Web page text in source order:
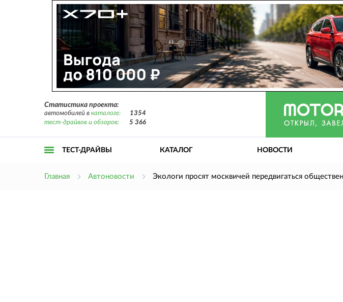
Статистика проекта:
автомобилей в каталоге:
1354
тест-драйвов и обзоров:
5 366
ТЕСТ-ДРАЙВЫ КАТАЛОГ НОВОСТИ
Главная Автоновости Экологи просят москвичей передвигаться